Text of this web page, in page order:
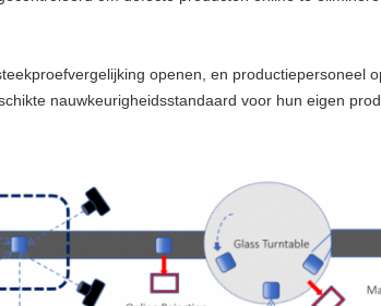
openen, en productiepersoneel
nauwkeurigheidsstandaard voor hun eigen